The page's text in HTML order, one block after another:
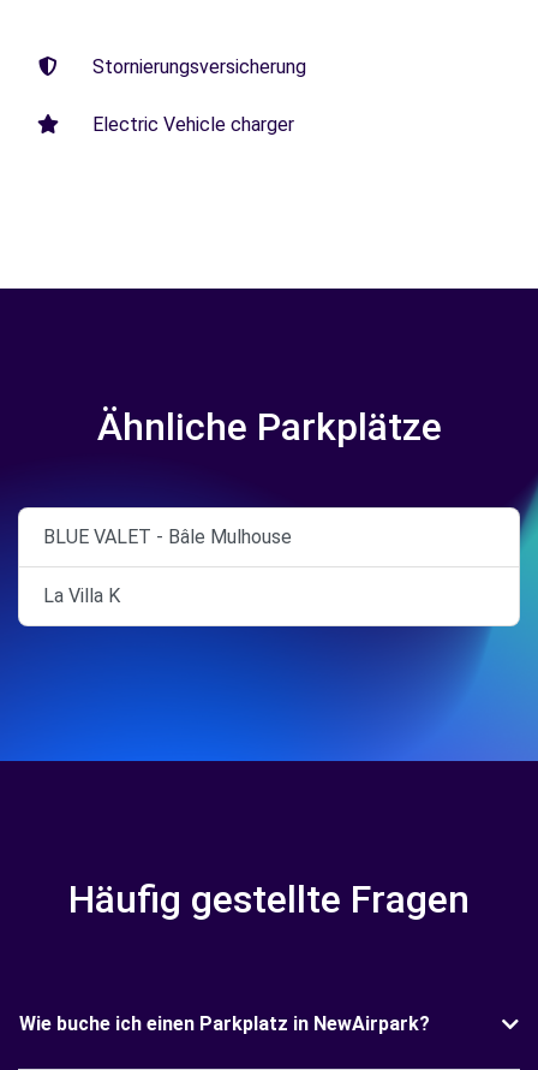
Stornierungsversicherung
Electric Vehicle charger
Ähnliche Parkplätze
BLUE VALET - Bâle Mulhouse
La Villa K
Häufig gestellte Fragen
Wie buche ich einen Parkplatz in NewAirpark?